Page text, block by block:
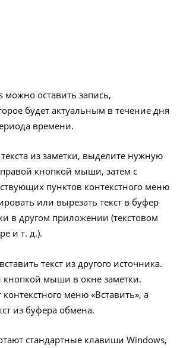
можно оставить запись,
будет актуальным в течение дня
времени.
из заметки, выделите нужную
кнопкой мыши, затем с
пунктов контекстного меню
или вырезать текст в буфер
в другом приложении (текстовом
и т. д.).
текст из другого источника.
мыши в окне заметки.
меню «Вставить», а
из буфера обмена.
стандартные клавиши Windows,